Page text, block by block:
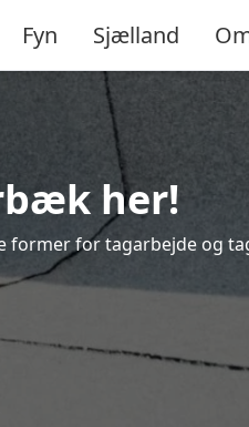
Fyn Sjælland
her!
for tagarbejde og